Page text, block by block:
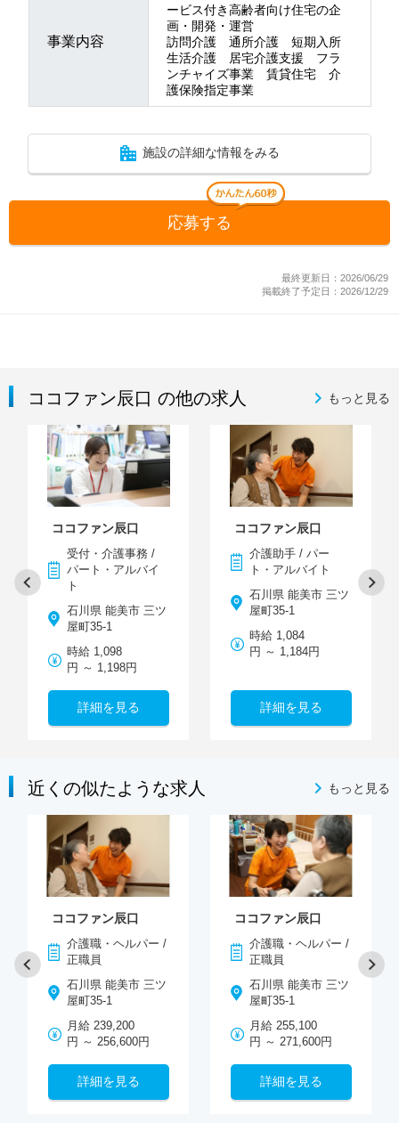
事業内容
ービス付き高齢者向け住宅の企
画・開発・運営
訪問介護 通所介護 短期入所
生活介護 居宅介護支援 フラ
ンチャイズ事業 賃貸住宅 介
護保険指定事業
施設の詳細な情報をみる
応募する
最終更新日：2026/06/29
掲載終了予定日：2026/12/29
ココファン辰口 の他の求人 もっと見る
ココファン辰口
受付・介護事務 /
パート・アルバイ
ト
石川県 能美市 三ツ
屋町35-1
時給 1,098
円 ～ 1,198円
詳細を見る
ココファン辰口
介護助手 / パー
ト・アルバイト
石川県 能美市 三ツ
屋町35-1
時給 1,084
円 ～ 1,184円
詳細を見る
近くの似たような求人 もっと見る
ココファン辰口
介護職・ヘルパー /
正職員
石川県 能美市 三ツ
屋町35-1
月給 239,200
円 ～ 256,600円
詳細を見る
ココファン辰口
介護職・ヘルパー /
正職員
石川県 能美市 三ツ
屋町35-1
月給 255,100
円 ～ 271,600円
詳細を見る